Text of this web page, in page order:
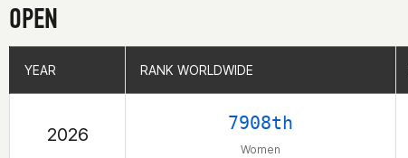
OPEN
YEAR RANK WORLDWIDE
2026
7908th
Women
YEAR RANK WORLDWIDE